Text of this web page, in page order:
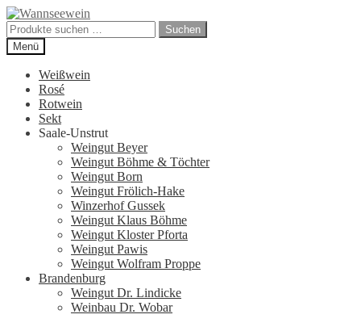
Zur
Navigation
springen
Zum
Inhalt
springen
Suchen
nach:
Suchen
Menü
Weißwein
Rosé
Rotwein
Sekt
Saale-Unstrut
Weingut Beyer
Weingut Böhme & Töchter
Weingut Born
Weingut Frölich-Hake
Winzerhof Gussek
Weingut Klaus Böhme
Weingut Kloster Pforta
Weingut Pawis
Weingut Wolfram Proppe
Brandenburg
Weingut Dr. Lindicke
Weinbau Dr. Wobar